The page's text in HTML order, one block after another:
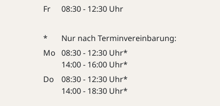
Fr
08:30 - 12:30 Uhr
*
Nur nach Terminvereinbarung:
Mo 08:30 - 12:30 Uhr*
14:00 - 16:00 Uhr*
Do
08:30 - 12:30 Uhr*
14:00 - 18:30 Uhr*